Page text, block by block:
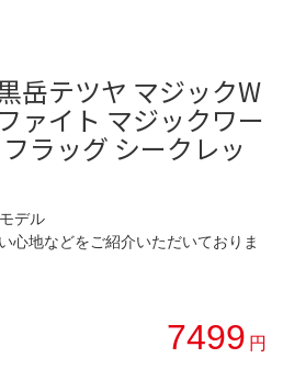
岳テツヤ マジックW
ァイト マジックワー
ラッグ シークレッ
デル
心地などをご紹介いただいておりま
7499 円